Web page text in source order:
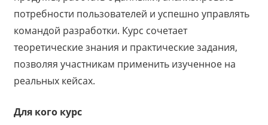
потребности пользователей и успешно управлять
командой разработки. Курс сочетает
теоретические знания и практические задания,
позволяя участникам применить изученное на
реальных кейсах.
Для кого курс